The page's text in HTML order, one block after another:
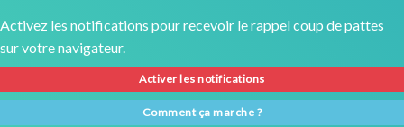
Activez les notifications pour recevoir le rappel coup de pattes
sur votre navigateur.
Activer les notifications
Comment ça marche ?